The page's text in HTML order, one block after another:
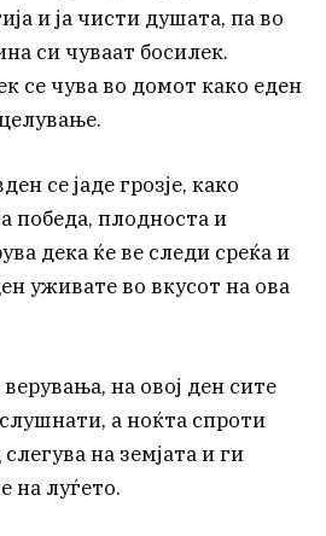
и ја чисти душата, па во
си чуваат босилек.
се чува во домот како еден
се јаде грозје, како
победа, плодноста и
дека ќе ве следи среќа и
уживате во вкусот на ова
на овој ден сите
а ноќта спроти
на земјата и ги
на луѓето.